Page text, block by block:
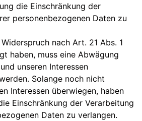
die Einschränkung der
personenbezogenen Daten zu
nach Art. 21 Abs. 1
haben, muss eine Abwägung
unseren Interessen
Solange noch nicht
Interessen überwiegen, haben
Einschränkung der Verarbeitung
Daten zu verlangen.